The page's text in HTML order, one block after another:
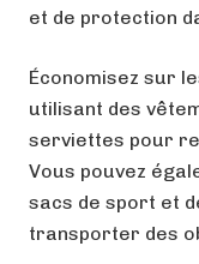
et de protection
Économisez sur
utilisant des
serviettes pour
Vous pouvez
sacs de sport et
transporter des